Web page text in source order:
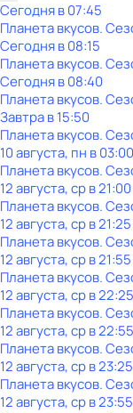
Сегодня в 07:45
Планета вкусов.
Сегодня в 08:15
Планета вкусов.
Сегодня в 08:40
Планета вкусов.
Завтра в 15:50
Планета вкусов.
10 августа, пн в 03:00
Планета вкусов.
12 августа, ср в 21:00
Планета вкусов.
12 августа, ср в 21:25
Планета вкусов.
12 августа, ср в 21:55
Планета вкусов.
12 августа, ср в 22:25
Планета вкусов.
12 августа, ср в 22:55
Планета вкусов.
12 августа, ср в 23:25
Планета вкусов.
12 августа, ср в 23:55